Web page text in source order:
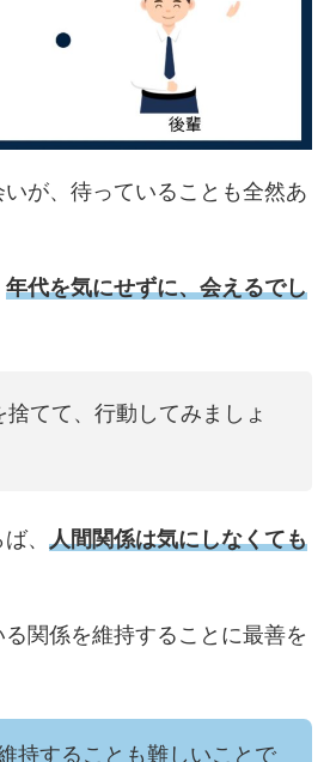
が、待っていることも全然あ
年代を気にせずに、会えるでし
てて、行動してみましょ
、 人間関係は気にしなくても
関係を維持することに最善を
持することも難しいことで